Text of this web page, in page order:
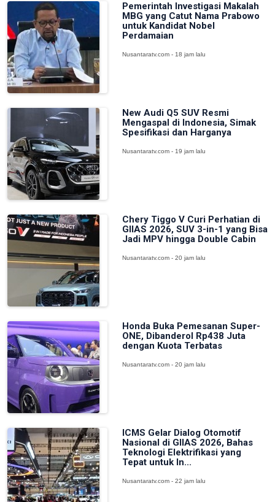
Pemerintah Investigasi Makalah
MBG yang Catut Nama Prabowo
untuk Kandidat Nobel
Perdamaian
Nusantaratv.com - 18 jam lalu
New Audi Q5 SUV Resmi
Mengaspal di Indonesia, Simak
Spesifikasi dan Harganya
Nusantaratv.com - 19 jam lalu
Chery Tiggo V Curi Perhatian di
GIIAS 2026, SUV 3-in-1 yang Bisa
Jadi MPV hingga Double Cabin
Nusantaratv.com - 20 jam lalu
Honda Buka Pemesanan Super-
ONE, Dibanderol Rp438 Juta
dengan Kuota Terbatas
Nusantaratv.com - 20 jam lalu
ICMS Gelar Dialog Otomotif
Nasional di GIIAS 2026, Bahas
Teknologi Elektrifikasi yang
Tepat untuk In...
Nusantaratv.com - 22 jam lalu